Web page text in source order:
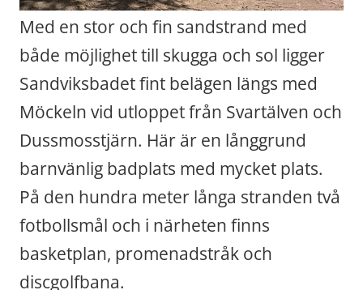
Med en stor och fin sandstrand med
både möjlighet till skugga och sol ligger
Sandviksbadet fint belägen längs med
Möckeln vid utloppet från Svartälven och
Dussmosstjärn. Här är en långgrund
barnvänlig badplats med mycket plats.
På den hundra meter långa stranden två
fotbollsmål och i närheten finns
basketplan, promenadstråk och
discgolfbana.